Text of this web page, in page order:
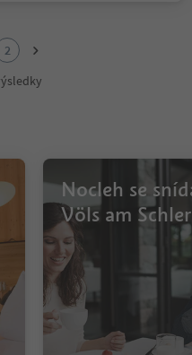
2
Nocleh se
Völs am